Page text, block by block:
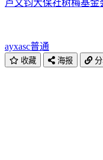
卢文钧大保社树梅基金
ayxasc普通
收藏 海报